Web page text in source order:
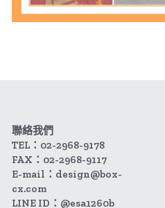
聯絡我們
TEL：02-2968-9178
FAX：02-2968-9117
E-mail：design@box-
cx.com
LINE ID：@esa1260b